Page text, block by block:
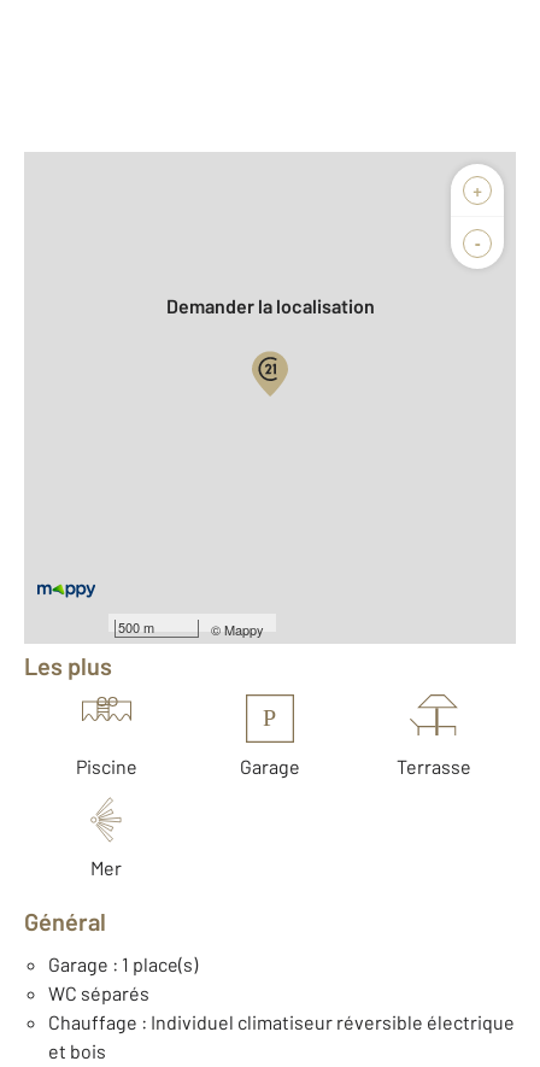
+
-
500 m ©Mappy
Biens vendus
Demander la localisation
Équipements
Les plus
Piscine
P
Garage Terrasse
Mer
Général
Garage : 1 place(s)
WC séparés
Chauffage : Individuel climatiseur réversible électrique
et bois